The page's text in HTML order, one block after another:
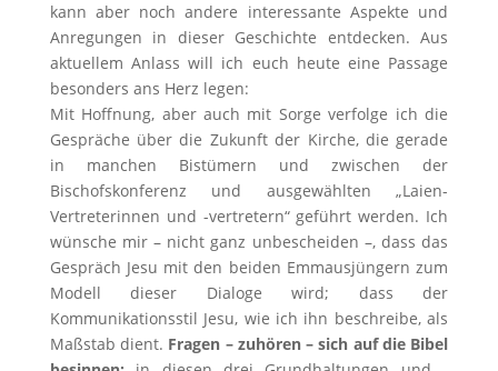
kann aber noch andere interessante Aspekte und
Anregungen in dieser Geschichte entdecken. Aus
aktuellem Anlass will ich euch heute eine Passage
besonders ans Herz legen:
Mit Hoffnung, aber auch mit Sorge verfolge ich die
Gespräche über die Zukunft der Kirche, die gerade
in manchen Bistümern und zwischen der
Bischofskonferenz und ausgewählten „Laien-
Vertreterinnen und -vertretern“ geführt werden. Ich
wünsche mir – nicht ganz unbescheiden –, dass das
Gespräch Jesu mit den beiden Emmausjüngern zum
Modell dieser Dialoge wird; dass der
Kommunikationsstil Jesu, wie ich ihn beschreibe, als
Maßstab dient. Fragen – zuhören – sich auf die Bibel